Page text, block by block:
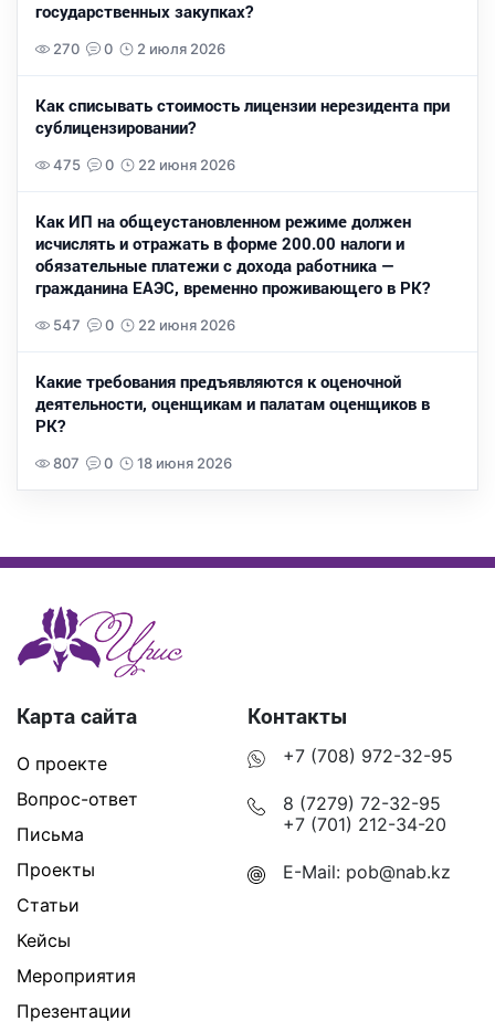
государственных закупках?
270 0 2 июля 2026
Как списывать стоимость лицензии нерезидента при
сублицензировании?
475 0 22 июня 2026
Как ИП на общеустановленном режиме должен
исчислять и отражать в форме 200.00 налоги и
обязательные платежи с дохода работника —
гражданина ЕАЭС, временно проживающего в РК?
547 0 22 июня 2026
Какие требования предъявляются к оценочной
деятельности, оценщикам и палатам оценщиков в
РК?
807 0 18 июня 2026
Карта сайта
О проекте
Вопрос-ответ
Письма
Проекты
Статьи
Кейсы
Мероприятия
Презентации
Контакты
+7 (708) 972-32-95
8 (7279) 72-32-95
+7 (701) 212-34-20
E-Mail: pob@nab.kz